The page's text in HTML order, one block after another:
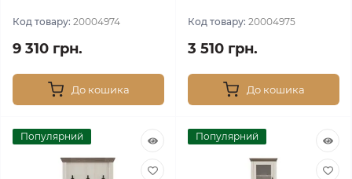
Код товару: 20004974
9 310 грн.
До кошика
Код товару: 20004975
3 510 грн.
До кошика
Популярний Популярний